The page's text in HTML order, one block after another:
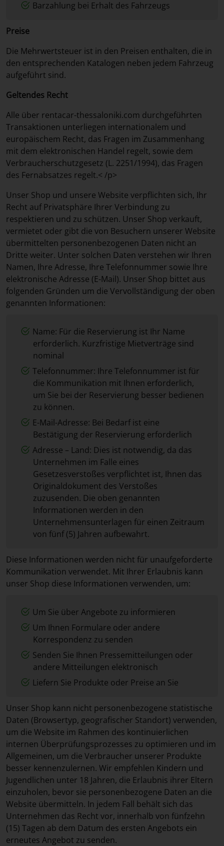
Barzahlung bei Erhalt des Fahrzeugs
Preise
Die Mehrwertsteuer ist in den Preisen enthalten, die in
den entsprechenden Katalogen neben jedem Fahrzeug
aufgeführt sind.
Geltendes Recht
Alle über rentacar-thessaloniki.com durchgeführten
Transaktionen unterliegen internationalem und
europäischem Recht, das Fragen im Zusammenhang
mit dem elektronischen Handel regelt, sowie dem
Verbraucherschutzgesetz (L. 2251/1994), das Fragen
des Fernabsatzes regelt.< /p>
Unser Shop und unsere Website verpflichten sich, Ihr
Recht auf Privatsphäre Ihrer Verbindung zu
respektieren und zu schützen. Unser Shop verkauft,
vermietet oder gibt die von Besuchern unserer Website
übermittelten personenbezogenen Daten nicht an
Dritte weiter. Unter solchen Daten verstehen wir Ihren
Namen, Ihre Adresse, Ihre Telefonnummer sowie Ihre
elektronische Adresse (E-Mail). Unser Shop bittet aus
folgenden Gründen um die Vervollständigung der oben
genannten Informationen:
Name: Für die Reservierung ist Ihr Name
erforderlich. Kurzfristige Mietverträge sind
nominal
Telefonnummer: Ihre Telefonnummer ist für
die Kommunikation mit Ihnen erforderlich,
um Sie bei der Reservierung besser bedienen
zu können.
E-Mail-Adresse: Bei Bedarf ist eine
Bestätigung der Reservierung erforderlich
Adresse – Land: Dies ist notwendig, da das
Unternehmen im Falle eines
Gesetzesverstoßes verpflichtet ist, Ihnen das
Originaldokument des Verstoßes
zuzusenden. Die oben genannten
Informationen werden in den
Unternehmensunterlagen für einen Zeitraum
von fünf (5) Jahren aufbewahrt.
Diese Informationen werden nicht für unaufgeforderte
Kommunikation verwendet. Mit Ihrer Erlaubnis kann
unser Shop diese Informationen verwenden, um:
Um Sie über Angebote zu informieren
Um Ihnen Formulare oder andere
Korrespondenz zu senden
Senden Sie Ihnen Pressemitteilungen oder
andere Mitteilungen elektronisch
Liefern Sie Produkte oder Preise an Sie
Unser Shop kann nicht personenbezogene statistische
Daten (Browsertyp, geografischer Standort) verwenden,
um die Website im Rahmen des kontinuierlichen
internen Überprüfungsprozesses zu optimieren und im
Allgemeinen, um die Verbraucher unserer Produkte
besser kennenzulernen. Wir empfehlen Kindern und
Jugendlichen unter 18 Jahren, die Erlaubnis ihrer Eltern
einzuholen, bevor sie personenbezogene Daten an die
Website übermitteln. In jedem Fall behält sich das
Unternehmen das Recht vor, innerhalb von fünfzehn
(15) Tagen ab dem Datum des ersten Angebots ein
erneutes Angebot zu senden.